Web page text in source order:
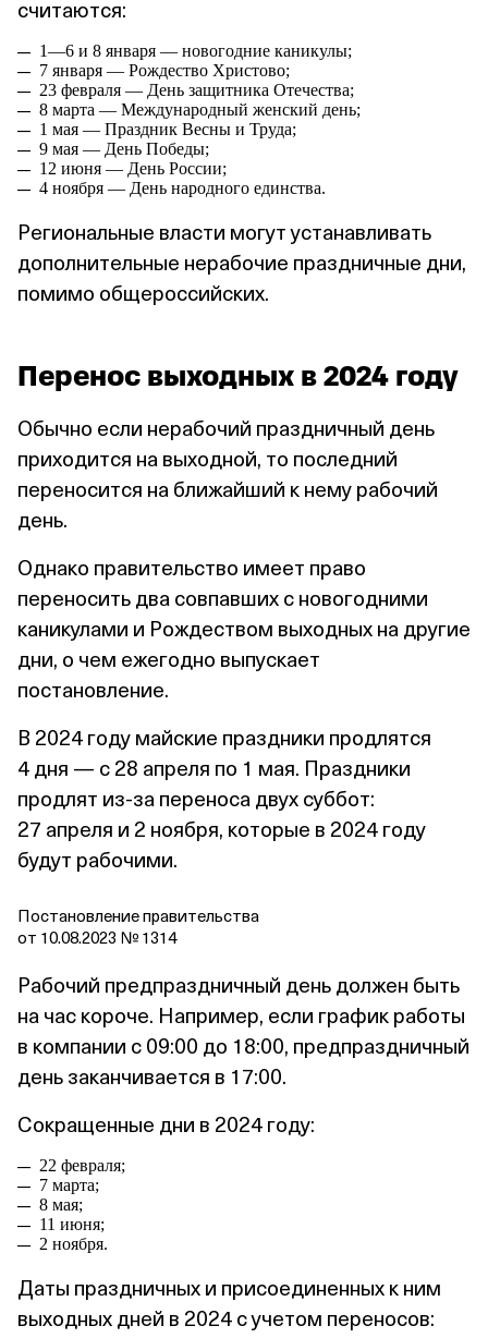
считаются:
1—6 и 8 января — новогодние каникулы;
7 января — Рождество Христово;
23 февраля — День защитника Отечества;
8 марта — Международный женский день;
1 мая — Праздник Весны и Труда;
9 мая — День Победы;
12 июня — День России;
4 ноября — День народного единства.
Региональные власти могут устанавливать
дополнительные нерабочие праздничные дни,
помимо общероссийских.
Перенос выходных в 2024 году
Обычно если нерабочий праздничный день
приходится на выходной, то последний
переносится на ближайший к нему рабочий
день.
Однако правительство имеет право
переносить два совпавших с новогодними
каникулами и Рождеством выходных на другие
дни, о чем ежегодно выпускает
постановление.
В 2024 году майские праздники продлятся
4 дня — с 28 апреля по 1 мая. Праздники
продлят из‑за переноса двух суббот:
27 апреля и 2 ноября, которые в 2024 году
будут рабочими.
Постановление правительства
от 10.08.2023 № 1314
Рабочий предпраздничный день должен быть
на час короче. Например, если график работы
в компании с 09:00 до 18:00, предпраздничный
день заканчивается в 17:00.
Сокращенные дни в 2024 году:
22 февраля;
7 марта;
8 мая;
11 июня;
2 ноября.
Даты праздничных и присоединенных к ним
выходных дней в 2024 с учетом переносов: